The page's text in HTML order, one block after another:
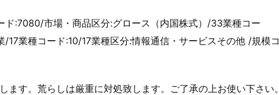
ド:7080/市場・商品区分:グロース（内国株式）/33業種コー
17業種コード:10/17業種区分:情報通信・サービスその他 /規模コ
ます。荒らしは厳重に対処致します。ご了承の上お使い下さい。